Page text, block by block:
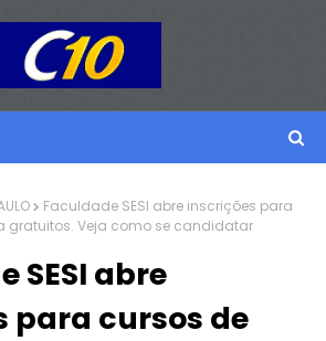
Faculdade SESI abre inscrições para
gratuitos. Veja como se candidatar
SESI abre
para cursos de